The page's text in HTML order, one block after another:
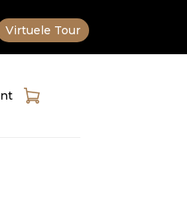
Virtuele Tour